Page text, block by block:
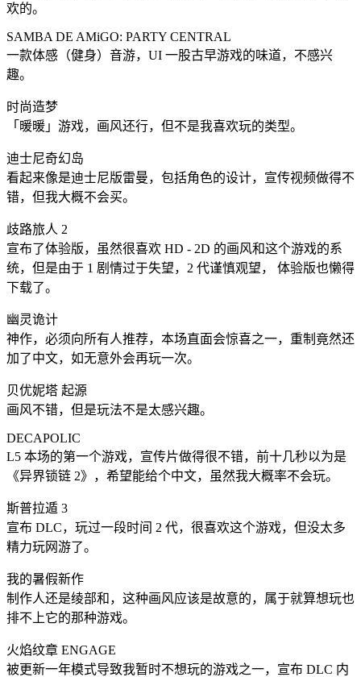
欢的。
SAMBA DE AMiGO: PARTY CENTRAL
一款体感（健身）音游，UI 一股古早游戏的味道，不感兴
趣。
时尚造梦
「暖暖」游戏，画风还行，但不是我喜欢玩的类型。
迪士尼奇幻岛
看起来像是迪士尼版雷曼，包括角色的设计，宣传视频做得不
错，但我大概不会买。
歧路旅人 2
宣布了体验版，虽然很喜欢 HD - 2D 的画风和这个游戏的系
统，但是由于 1 剧情过于失望，2 代谨慎观望， 体验版也懒得
下载了。
幽灵诡计
神作，必须向所有人推荐，本场直面会惊喜之一，重制竟然还
加了中文，如无意外会再玩一次。
贝优妮塔 起源
画风不错，但是玩法不是太感兴趣。
DECAPOLIC
L5 本场的第一个游戏，宣传片做得很不错，前十几秒以为是
《异界锁链 2》，希望能给个中文，虽然我大概率不会玩。
斯普拉遁 3
宣布 DLC，玩过一段时间 2 代，很喜欢这个游戏，但没太多
精力玩网游了。
我的暑假新作
制作人还是绫部和，这种画风应该是故意的，属于就算想玩也
排不上它的那种游戏。
火焰纹章 ENGAGE
被更新一年模式导致我暂时不想玩的游戏之一，宣布 DLC 内